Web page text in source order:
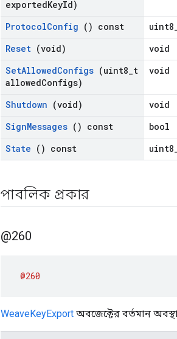
exportedKeyId)
ProtocolConfig () const
Reset (void)
void
SetAllowedConfigs (uint8 t
allowedConfigs)
void
Shutdown (void)
void
SignMessages () const
bool
State () const
পাবলিক প্রকার
@260
@260
WeaveKeyExport অবজেক্টের বর্তমান